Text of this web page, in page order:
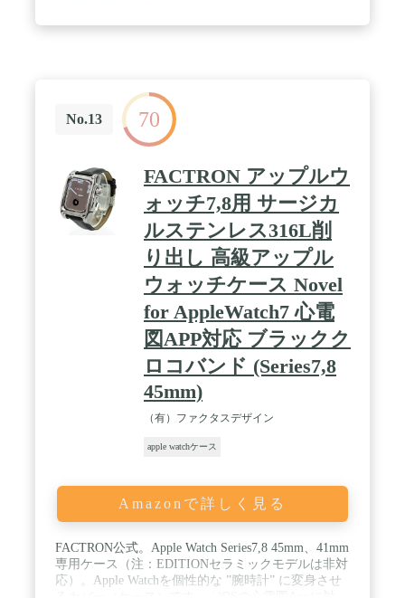
に、接着面の隙間からお水が入ってしまう事はござ
いますので、水に濡れないようにご注意ください。
/ パッケージ内容：1 x ウェットクロス +ドライクロ
ス、1 x Apple Watch Series 9/8/7 45mm 用 ケース (ブ
ラック)
No.13 70
FACTRON アップルウ
ォッチ7,8用 サージカ
ルステンレス316L削
り出し 高級アップル
ウォッチケース Novel
for AppleWatch7 心電
図APP対応 ブラックク
ロコバンド (Series7,8
45mm)
（有）ファクタスデザイン
apple watchケース
Amazonで詳しく見る
FACTRON公式。Apple Watch Series7,8 45mm、41mm
専用ケース（注：EDITIONセラミックモデルは非対
応）。Apple Watchを個性的な ”腕時計” に変身させ